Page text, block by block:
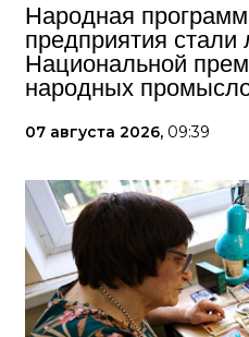
Народная
предприятия стали
Национальной
народных
07 августа 2026, 09:39